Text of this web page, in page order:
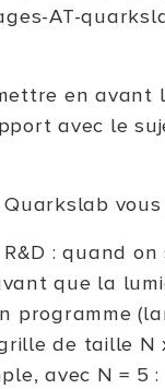
AT-
en avant
avec le
: quand
que la
programme
de taille
avec N = 5 :